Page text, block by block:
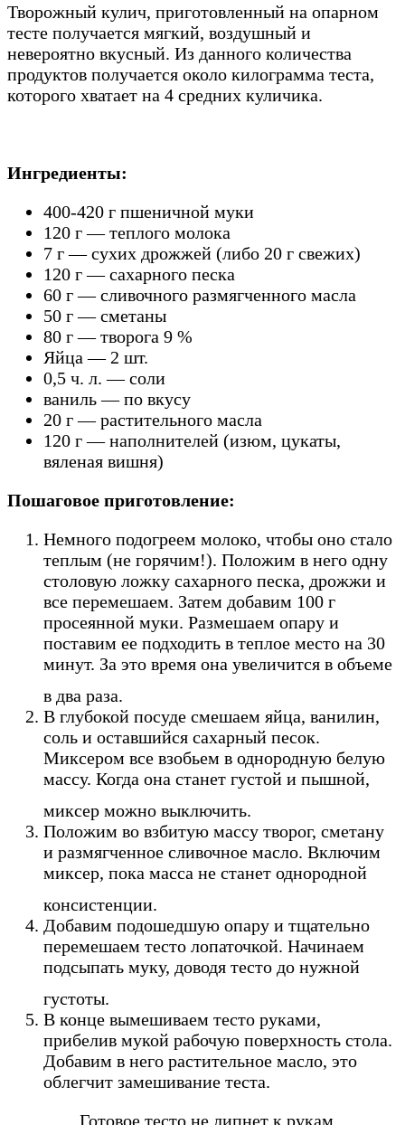
Творожный кулич, приготовленный на опарном
тесте получается мягкий, воздушный и
невероятно вкусный. Из данного количества
продуктов получается около килограмма теста,
которого хватает на 4 средних куличика.
Ингредиенты:
400-420 г пшеничной муки
120 г — теплого молока
7 г — сухих дрожжей (либо 20 г свежих)
120 г — сахарного песка
60 г — сливочного размягченного масла
50 г — сметаны
80 г — творога 9 %
Яйца — 2 шт.
0,5 ч. л. — соли
ваниль — по вкусу
20 г — растительного масла
120 г — наполнителей (изюм, цукаты,
вяленая вишня)
Пошаговое приготовление:
Немного подогреем молоко, чтобы оно стало
теплым (не горячим!). Положим в него одну
столовую ложку сахарного песка, дрожжи и
все перемешаем. Затем добавим 100 г
просеянной муки. Размешаем опару и
поставим ее подходить в теплое место на 30
минут. За это время она увеличится в объеме
в два раза.
В глубокой посуде смешаем яйца, ванилин,
соль и оставшийся сахарный песок.
Миксером все взобьем в однородную белую
массу. Когда она станет густой и пышной,
миксер можно выключить.
Положим во взбитую массу творог, сметану
и размягченное сливочное масло. Включим
миксер, пока масса не станет однородной
консистенции.
Добавим подошедшую опару и тщательно
перемешаем тесто лопаточкой. Начинаем
подсыпать муку, доводя тесто до нужной
густоты.
В конце вымешиваем тесто руками,
прибелив мукой рабочую поверхность стола.
Добавим в него растительное масло, это
облегчит замешивание теста.
Готовое тесто не липнет к рукам,